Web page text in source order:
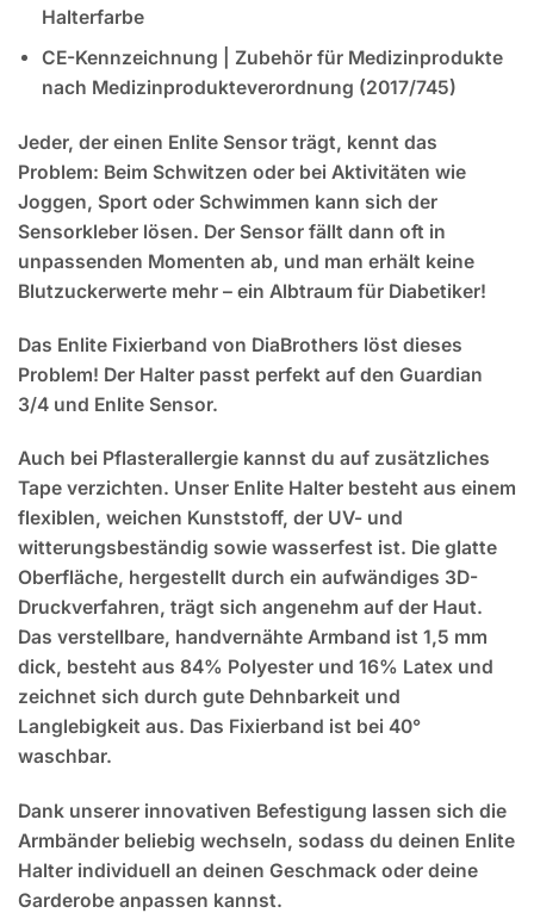
Halterfarbe
CE-Kennzeichnung | Zubehör für Medizinprodukte
nach Medizinprodukteverordnung (2017/745)
Jeder, der einen Enlite Sensor trägt, kennt das
Problem: Beim Schwitzen oder bei Aktivitäten wie
Joggen, Sport oder Schwimmen kann sich der
Sensorkleber lösen. Der Sensor fällt dann oft in
unpassenden Momenten ab, und man erhält keine
Blutzuckerwerte mehr – ein Albtraum für Diabetiker!
Das Enlite Fixierband von DiaBrothers löst dieses
Problem! Der Halter passt perfekt auf den Guardian
3/4 und Enlite Sensor.
Auch bei Pflasterallergie kannst du auf zusätzliches
Tape verzichten. Unser Enlite Halter besteht aus einem
flexiblen, weichen Kunststoff, der UV- und
witterungsbeständig sowie wasserfest ist. Die glatte
Oberfläche, hergestellt durch ein aufwändiges 3D-
Druckverfahren, trägt sich angenehm auf der Haut.
Das verstellbare, handvernähte Armband ist 1,5 mm
dick, besteht aus 84% Polyester und 16% Latex und
zeichnet sich durch gute Dehnbarkeit und
Langlebigkeit aus. Das Fixierband ist bei 40°
waschbar.
Dank unserer innovativen Befestigung lassen sich die
Armbänder beliebig wechseln, sodass du deinen Enlite
Halter individuell an deinen Geschmack oder deine
Garderobe anpassen kannst.